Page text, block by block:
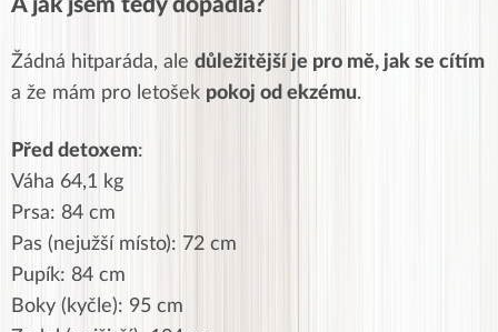
A jak jsem tedy dopadla?
Žádná hitparáda, ale důležitější je pro mě, jak se cítím
a že mám pro letošek pokoj od ekzému.
Před detoxem:
Váha 64,1 kg
Prsa: 84 cm
Pas (nejužší místo): 72 cm
Pupík: 84 cm
Boky (kyčle): 95 cm